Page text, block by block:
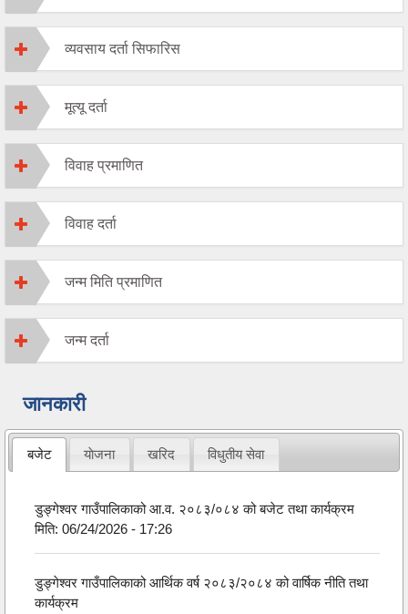
व्यवसाय दर्ता सिफारिस
मूत्यू दर्ता
विवाह प्रमाणित
विवाह दर्ता
जन्म मिति प्रमाणित
जन्म दर्ता
जानकारी
बजेट याेजना खरिद विधुतीय सेवा
डुङ्गेश्वर गाउँपालिकाको आ.व. २०८३/०८४ को बजेट तथा कार्यक्रम
मिति:06/24/2026 - 17:26
डुङ्गेश्वर गाउँपालिकाको आर्थिक वर्ष २०८३/२०८४ को वार्षिक नीति तथा
कार्यक्रम